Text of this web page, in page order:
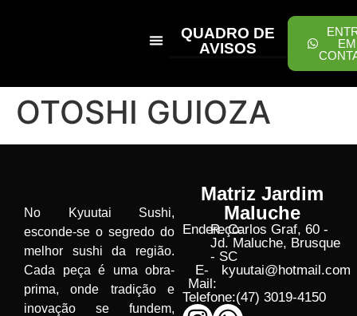
QUADRO DE
AVISOS
EM
OTOSHI GUIOZA
No Kyuutai Sushi,
esconde-se o segredo do
melhor sushi da região.
Cada peça é uma obra-
prima, onde tradição e
inovação se fundem,
Matriz Jardim
Maluche
Endereço:
R. Carlos Graf, 60 -
Jd. Maluche, Brusque
- SC
E-
Mail:
kyuutai@hotmail.com
Telefone:(47) 3019-4150